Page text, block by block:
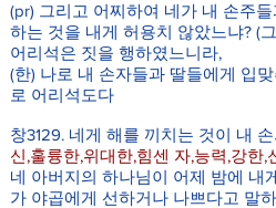
(pr) 그리고 어찌하여 네가 내 손주
하는 것을 내게 허용치 않았느냐? (
어리석은 짓을 행하였느니라,
(한) 나로 내 손자들과 딸들에게 입
로 어리석도다
창3129. 네게 해를 끼치는 것이 내
신,훌륭한,위대한,힘센 자,능력,강한,
네 아버지의 하나님이 어제 밤에 내
가 야곱에게 선하거나 나쁘다고 말